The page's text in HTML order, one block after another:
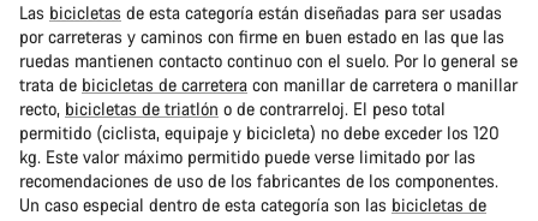
Las bicicletas de esta categoría están diseñadas para ser usadas
por carreteras y caminos con firme en buen estado en las que las
ruedas mantienen contacto continuo con el suelo. Por lo general se
trata de bicicletas de carretera con manillar de carretera o manillar
recto, bicicletas de triatlón o de contrarreloj. El peso total
permitido (ciclista, equipaje y bicicleta) no debe exceder los 120
kg. Este valor máximo permitido puede verse limitado por las
recomendaciones de uso de los fabricantes de los componentes.
Un caso especial dentro de esta categoría son las bicicletas de